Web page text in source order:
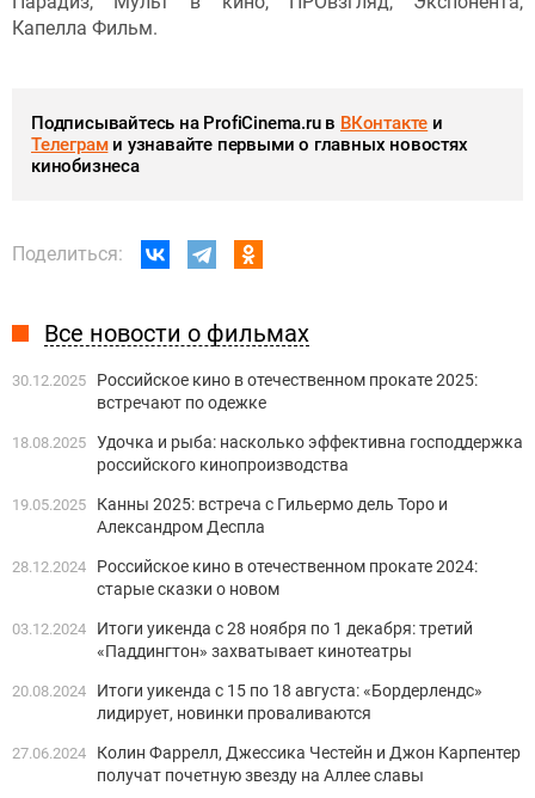
Капелла Фильм.
Подписывайтесь на ProfiCinema.ru в ВКонтакте и
Телеграми узнавайте первыми о главных новостях
кинобизнеса
Поделиться:
Все новости о фильмах
30.12.2025
Российское кино в отечественном прокате 2025:
встречают по одежке
18.08.2025 Удочка и рыба: насколько эффективна господдержка
российского кинопроизводства
19.05.2025
Канны 2025: встреча с Гильермо дель Торо и
Александром Деспла
28.12.2024
Российское кино в отечественном прокате 2024:
старые сказки о новом
03.12.2024
Итоги уикенда с 28 ноября по 1 декабря: третий
«Паддингтон» захватывает кинотеатры
20.08.2024
Итоги уикенда с 15 по 18 августа: «Бордерлендс»
лидирует, новинки проваливаются
27.06.2024
Колин Фаррелл, Джессика Честейн и Джон Карпентер
получат почетную звезду на Аллее славы